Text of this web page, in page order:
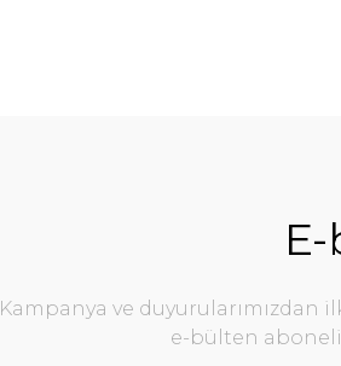
Kampanya ve
e-bülten